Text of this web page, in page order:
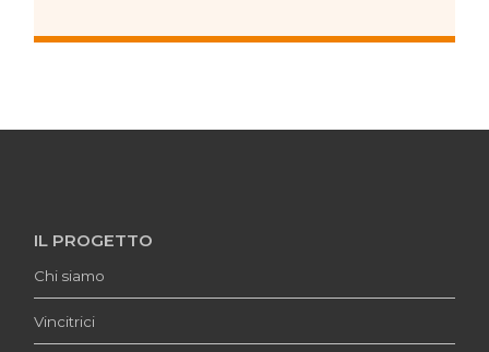
IL PROGETTO
Chi siamo
Vincitrici